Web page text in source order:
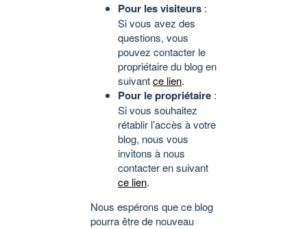
Pour les visiteurs :
Si vous avez des
questions, vous
pouvez contacter le
propriétaire du blog en
suivantce lien.
Pour le propriétaire :
Si vous souhaitez
rétablir l’accès à votre
blog, nous vous
invitons à nous
contacter en suivant
ce lien.
Nous espérons que ce blog
pourra être de nouveau